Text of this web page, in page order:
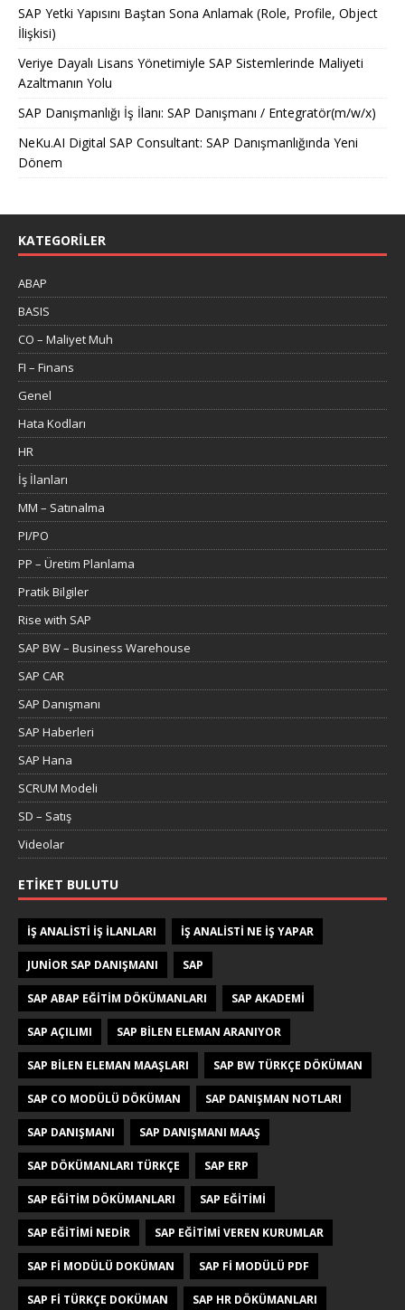
SAP Yetki Yapısını Baştan Sona Anlamak (Role, Profile, Object
İlişkisi)
Veriye Dayalı Lisans Yönetimiyle SAP Sistemlerinde Maliyeti
Azaltmanın Yolu
SAP Danışmanlığı İş İlanı: SAP Danışmanı / Entegratör(m/w/x)
NeKu.AI Digital SAP Consultant: SAP Danışmanlığında Yeni
Dönem
KATEGORILER
ABAP
BASIS
CO – Maliyet Muh
FI – Finans
Genel
Hata Kodları
HR
İş İlanları
MM – Satınalma
PI/PO
PP – Üretim Planlama
Pratik Bilgiler
Rise with SAP
SAP BW – Business Warehouse
SAP CAR
SAP Danışmanı
SAP Haberleri
SAP Hana
SCRUM Modeli
SD – Satış
Videolar
ETIKET BULUTU
IŞ ANALISTI IŞ ILANLARI IŞ ANALISTI NE IŞ YAPAR
JUNIOR SAP DANIŞMANI SAP
SAP ABAP EĞITIM DÖKÜMANLARI SAP AKADEMI
SAP AÇILIMI SAP BILEN ELEMAN ARANIYOR
SAP BILEN ELEMAN MAAŞLARI SAP BW TÜRKÇE DÖKÜMAN
SAP CO MODÜLÜ DÖKÜMAN SAP DANIŞMAN NOTLARI
SAP DANIŞMANI SAP DANIŞMANI MAAŞ
SAP DÖKÜMANLARI TÜRKÇE SAP ERP
SAP EĞITIM DÖKÜMANLARI SAP EĞITIMI
SAP EĞITIMI NEDIR SAP EĞITIMI VEREN KURUMLAR
SAP FI MODÜLÜ DOKÜMAN SAP FI MODÜLÜ PDF
SAP FI TÜRKÇE DOKÜMAN SAP HR DÖKÜMANLARI